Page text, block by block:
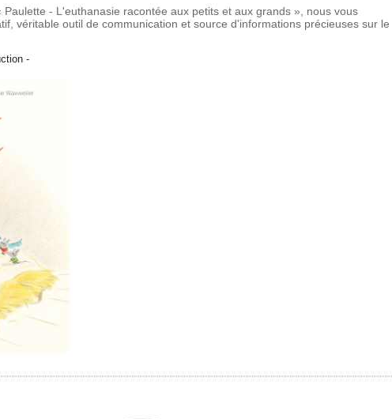
- L'euthanasie racontée aux petits et aux grands », nous vous
véritable outil de communication et source d'informations précieuses sur le
-